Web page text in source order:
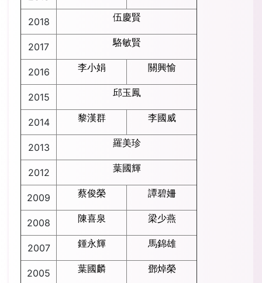
2018 伍慶賢
2017 駱敏賢
2016 李小娟 關興愉
2015 邱玉鳳
2014 黎漢群 李國威
2013 羅美珍
2012 葉國輝
2009 蔡俊榮 譚碧姍
2008 陳喜泉 梁少燕
2007 鍾永輝 馬錦雄
2005 葉國麟 鄧焯榮